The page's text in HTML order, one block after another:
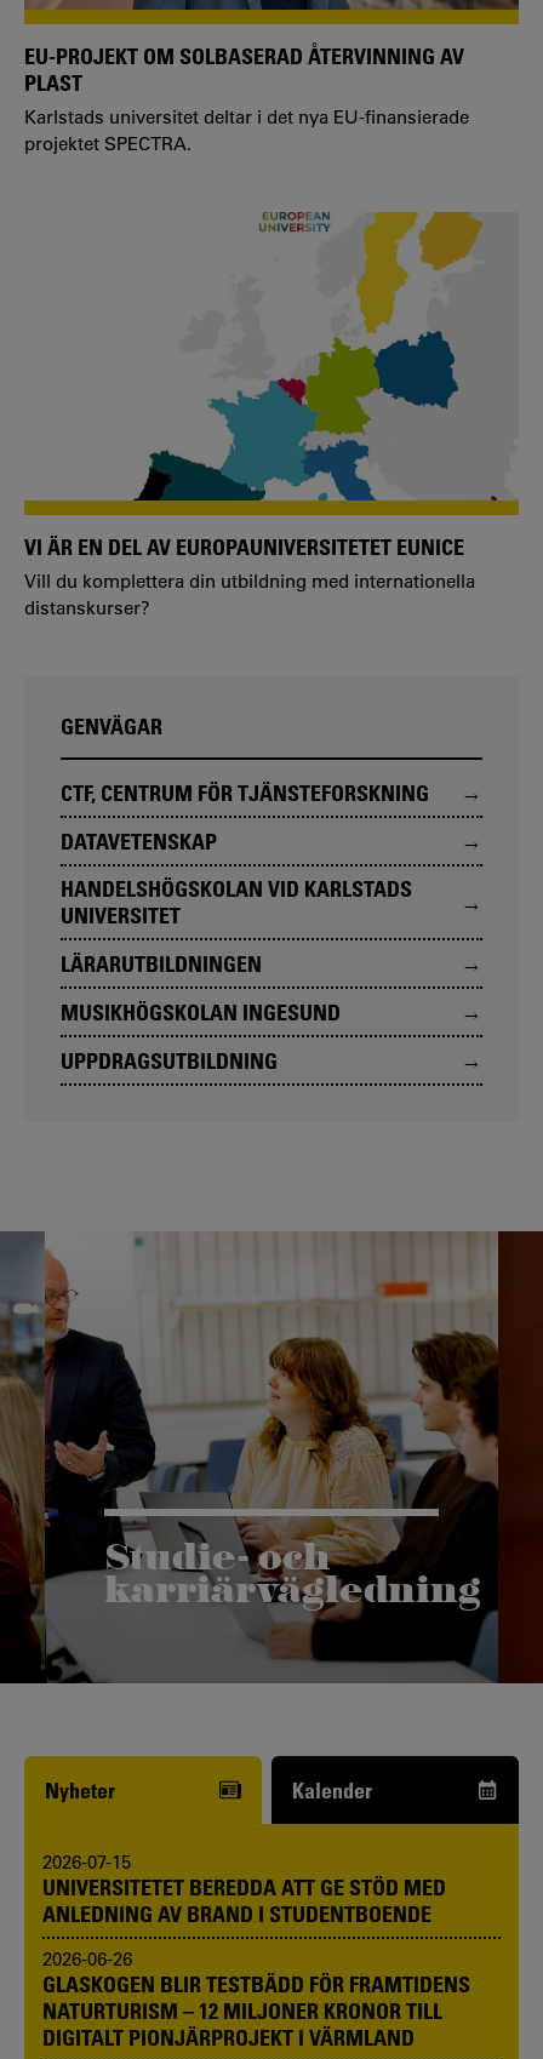
EU-PROJEKT OM SOLBASERAD ÅTERVINNING AV
PLAST
Karlstads universitet deltar i det nya EU-finansierade
projektet SPECTRA.
VI ÄR EN DEL AV EUROPAUNIVERSITETET EUNICE
Vill du komplettera din utbildning med internationella
distanskurser?
GENVÄGAR
CTF, CENTRUM FÖR TJÄNSTEFORSKNING
DATAVETENSKAP
HANDELSHÖGSKOLAN VID KARLSTADS
UNIVERSITET
LÄRARUTBILDNINGEN
MUSIKHÖGSKOLAN INGESUND
UPPDRAGSUTBILDNING
Studie- och
karriärvägledning
Funderar du på att börja studera? Våra
studie- och karriärvägledare kan hjälpa
Nyheter Kalender
2026-07-15
UNIVERSITETET BEREDDA ATT GE STÖD MED
ANLEDNING AV BRAND I STUDENTBOENDE
2026-06-26
GLASKOGEN BLIR TESTBÄDD FÖR FRAMTIDENS
NATURTURISM – 12 MILJONER KRONOR TILL
DIGITALT PIONJÄRPROJEKT I VÄRMLAND